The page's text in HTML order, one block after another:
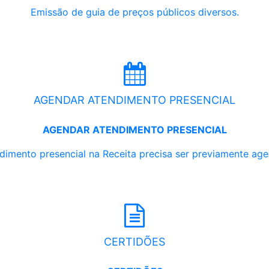
Emissão de guia de preços públicos diversos.
AGENDAR ATENDIMENTO PRESENCIAL
AGENDAR ATENDIMENTO PRESENCIAL
presencial na Receita precisa ser previamente
CERTIDÕES